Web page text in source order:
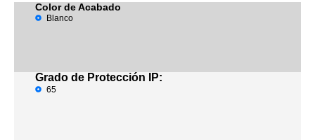
Color de Acabado
Blanco
Grado de Protección IP:
65